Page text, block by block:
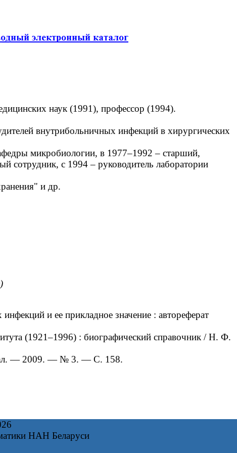
наук (1991), профессор (1994).
внутрибольничных инфекций в хирургических
микробиологии, в 1977–1992 – старший,
сотрудник, с 1994 – руководитель лаборатории
и др.
и ее прикладное значение : автореферат
(1921–1996) : биографический справочник / Н. Ф.
— 2009. — № 3. — С. 158.
НАН Беларуси